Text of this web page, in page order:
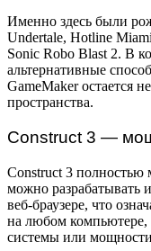
Именно здесь были
Undertale, Hotline
Sonic Robo Blast 2. В
альтернативные
GameMaker остается
пространства.
Construct 3 —
Construct 3 полностью
можно разрабатывать
веб-браузере, что
на любом компьютере,
системы или